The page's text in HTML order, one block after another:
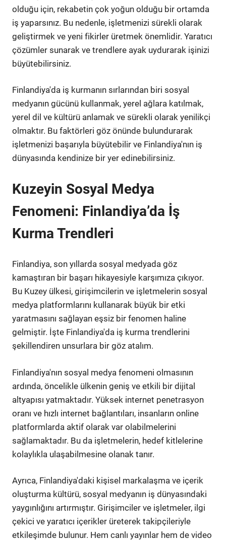
olduğu için, rekabetin çok yoğun olduğu bir ortamda
iş yaparsınız. Bu nedenle, işletmenizi sürekli olarak
geliştirmek ve yeni fikirler üretmek önemlidir. Yaratıcı
çözümler sunarak ve trendlere ayak uydurarak işinizi
büyütebilirsiniz.
Finlandiya'da iş kurmanın sırlarından biri sosyal
medyanın gücünü kullanmak, yerel ağlara katılmak,
yerel dil ve kültürü anlamak ve sürekli olarak yenilikçi
olmaktır. Bu faktörleri göz önünde bulundurarak
işletmenizi başarıyla büyütebilir ve Finlandiya'nın iş
dünyasında kendinize bir yer edinebilirsiniz.
Kuzeyin Sosyal Medya
Fenomeni: Finlandiya’da İş
Kurma Trendleri
Finlandiya, son yıllarda sosyal medyada göz
kamaştıran bir başarı hikayesiyle karşımıza çıkıyor.
Bu Kuzey ülkesi, girişimcilerin ve işletmelerin sosyal
medya platformlarını kullanarak büyük bir etki
yaratmasını sağlayan eşsiz bir fenomen haline
gelmiştir. İşte Finlandiya'da iş kurma trendlerini
şekillendiren unsurlara bir göz atalım.
Finlandiya'nın sosyal medya fenomeni olmasının
ardında, öncelikle ülkenin geniş ve etkili bir dijital
altyapısı yatmaktadır. Yüksek internet penetrasyon
oranı ve hızlı internet bağlantıları, insanların online
platformlarda aktif olarak var olabilmelerini
sağlamaktadır. Bu da işletmelerin, hedef kitlelerine
kolaylıkla ulaşabilmesine olanak tanır.
Ayrıca, Finlandiya'daki kişisel markalaşma ve içerik
oluşturma kültürü, sosyal medyanın iş dünyasındaki
yaygınlığını artırmıştır. Girişimciler ve işletmeler, ilgi
çekici ve yaratıcı içerikler üreterek takipçileriyle
etkileşimde bulunur. Hem canlı yayınlar hem de video